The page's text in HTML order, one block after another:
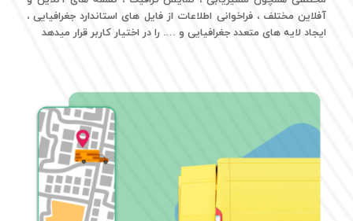
آفلاین مختلف ، فراخوانی اطلاعات از فایل های استاندارد جغرافیایی ،
ایجاد لایه های متعدد جغرافیایی و …. را در اختیار کاربر قرار میدهد